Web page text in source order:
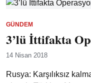
GÜNDEM
3’lü İttifakta
14 Nisan 2018
Rusya: Karşılıksız